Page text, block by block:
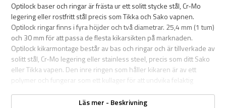
Optilock baser och ringar är frästa ur ett solitt stycke stål, Cr-Mo
legering eller rostfritt stål precis som Tikka och Sako vapnen.
Optilock ringar finns i fyra höjder och två diametrar. 25,4 mm (1 tum)
och 30 mm för att passa de flesta kikarsikten på marknaden.
Optilock kikarmontage består av bas och ringar och är tillverkade av
solitt stål, Cr-Mo legering eller stainless steel, precis som ditt Sako
eller Tikka vapen. Den inre ringen som håller kikaren är av ett
polymer och fungerar som ett kullager för att undvika felaktig
Läs mer - Beskrivning